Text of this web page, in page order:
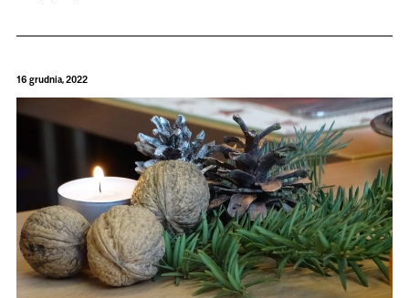
16 grudnia, 2022